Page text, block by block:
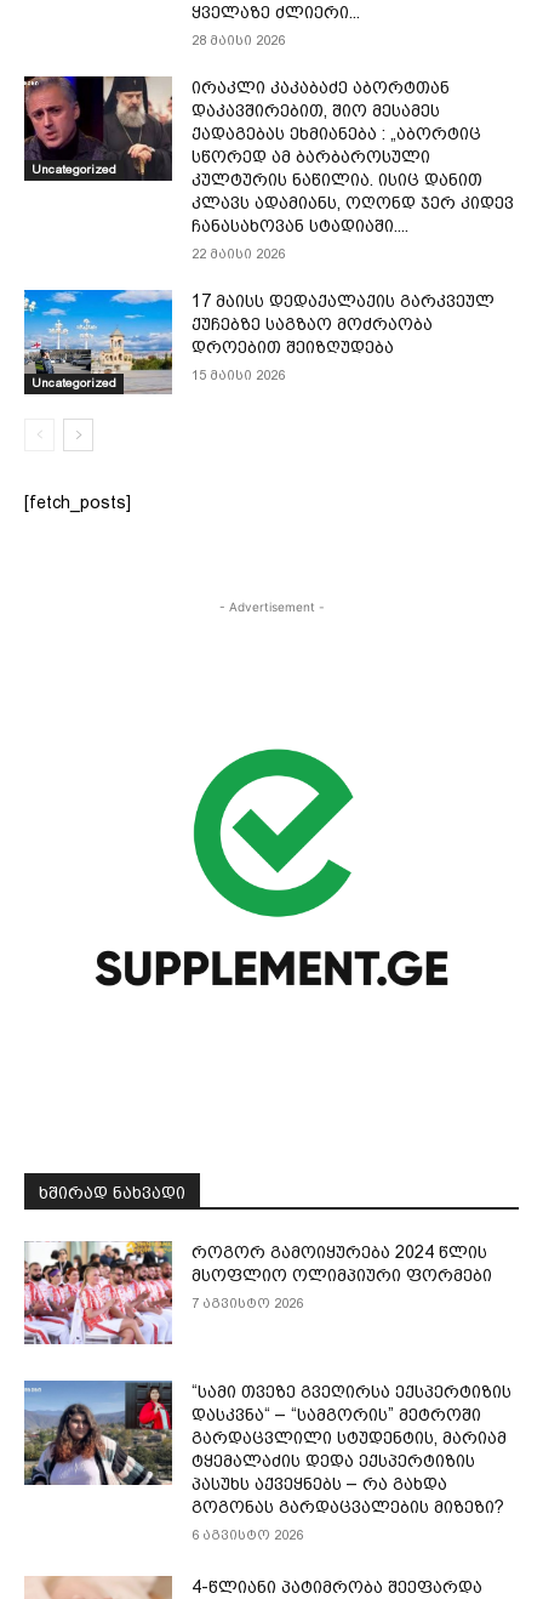
ყველაზე ძლიერი...
28 მაისი 2026
Uncategorized
ირაკლი კაკაბაძე აბორტთან
დაკავშირებით, შიო მესამეს
ქადაგებას ეხმიანება : „აბორტიც
სწორედ ამ ბარბაროსული
კულტურის ნაწილია. ისიც დანით
კლავს ადამიანს, ოღონდ ჯერ კიდევ
ჩანასახოვან სტადიაში....
22 მაისი 2026
Uncategorized
17 მაისს დედაქალაქის გარკვეულ
ქუჩებზე საგზაო მოძრაობა
დროებით შეიზღუდება
15 მაისი 2026
[fetch_posts]
- Advertisement -
ᲮᲨᲘᲠᲐᲓ ᲜᲐᲮᲕᲐᲓᲘ
როგორ გამოიყურება 2024 წლის
მსოფლიო ოლიმპიური ფორმები
7 აგვისტო 2026
“სამი თვე­ზე გვე­ღირ­სა ექ­სპერ­ტი­ზის
დას­კვნა“ – “სამგორის” მეტროში
გარდაცვლილი სტუდენტის, მარიამ
ტყემალაძის დედა ექსპერტიზის
პასუხს აქვეყნებს – რა გახდა
გოგონას გარდაცვალების მიზეზი?
6 აგვისტო 2026
4-წლიანი პატიმრობა შეეფარდა